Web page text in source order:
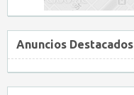
Anuncios Destacados